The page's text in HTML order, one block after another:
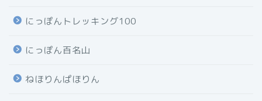
にっぽんトレッキング100
にっぽん百名山
ねほりんぱほりん